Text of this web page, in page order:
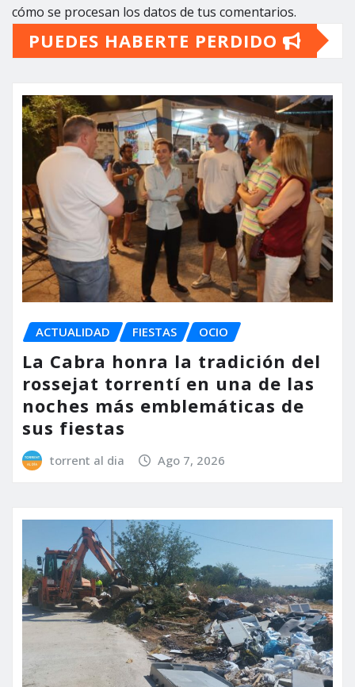
cómo se procesan los datos de tus comentarios.
PUEDES HABERTE PERDIDO
ACTUALIDAD FIESTAS OCIO
La Cabra honra la tradición del
rossejat torrentí en una de las
noches más emblemáticas de
sus fiestas
torrent al dia Ago 7, 2026